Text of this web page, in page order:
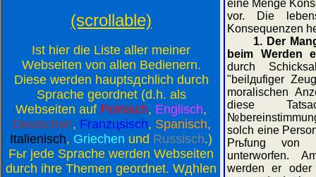
(scrollable)
Ist hier die Liste aller meiner
Webseiten von allen Bedienern.
Diese werden hauptsдchlich durch
Sprache geordnet (d.h. als
Webseiten auf Polnisch, Englisch,
Deutschen, Franzцsisch, Spanisch,
Italienisch, Griechen und Russisch.)
Fьr jede Sprache werden Webseiten
durch ihre Themen geordnet. Wдhlen
eine Menge
vor. Die
Konsequenzen
1. Der
beim Werden
durch
"beilдufiger
moralischen
diese
solch eine
Prьfung von
unterworfen.
werden er